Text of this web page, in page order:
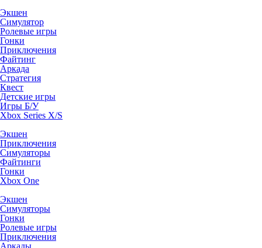
Экшен
Симулятор
Ролевые игры
Гонки
Приключения
Файтинг
Аркада
Стратегия
Квест
Детские игры
Игры Б/У
Xbox Series X/S
Экшен
Приключения
Симуляторы
Файтинги
Гонки
Xbox One
Экшен
Симуляторы
Гонки
Ролевые игры
Приключения
Аркады